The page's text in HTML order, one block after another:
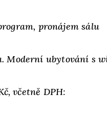
pronájem sálu
Moderní ubytování s
včetně DPH: